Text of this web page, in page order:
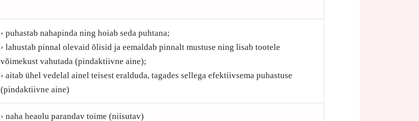
› puhastab nahapinda ning hoiab seda puhtana;
› lahustab pinnal olevaid õlisid ja eemaldab pinnalt mustuse ning lisab tootele
võimekust vahutada (pindaktiivne aine);
› aitab ühel vedelal ainel teisest eralduda, tagades sellega efektiivsema puhastuse
(pindaktiivne aine)
› naha heaolu parandav toime (niisutav)